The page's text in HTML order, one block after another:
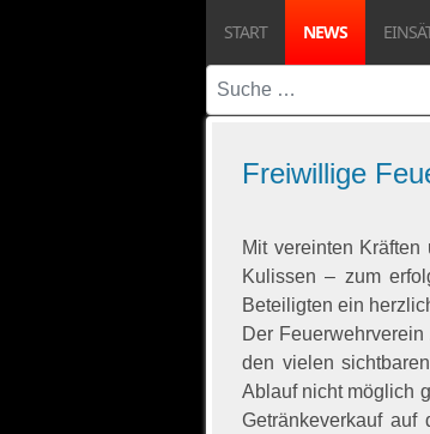
START NEWS
Suchen
Freiwillige
Mit vereinten
Kulissen – zum
Beteiligten ein
Der
den vielen
Ablauf nicht möglich
Getränkeverkauf